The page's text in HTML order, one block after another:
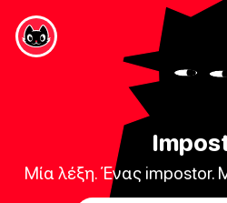
Μία λέξη. Ένας impostor.